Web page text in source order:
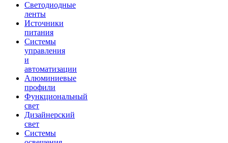
Светодиодные
ленты
Источники
питания
Системы
управления
и
автоматизации
Алюминиевые
профили
Функциональный
свет
Дизайнерский
свет
Системы